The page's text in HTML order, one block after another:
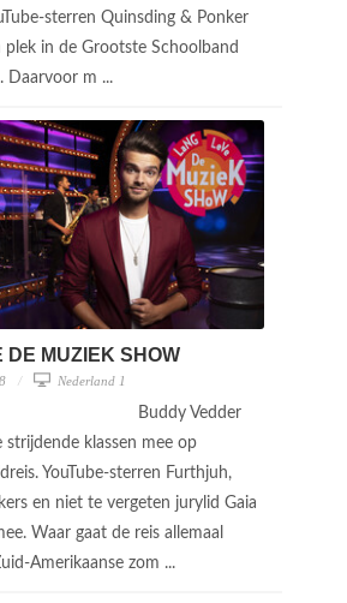
sterren Quinsding & Ponker
plek in de Grootste Schoolband
Daarvoor m ...
DE MUZIEK SHOW
Nederland 1
Buddy Vedder
strijdende klassen mee op
YouTube-sterren Furthjuh,
en niet te vergeten jurylid Gaia
Waar gaat de reis allemaal
Amerikaanse zom ...